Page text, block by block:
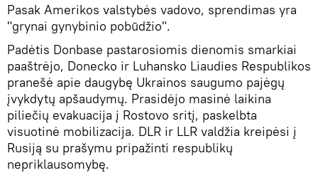
Pasak Amerikos valstybės vadovo, sprendimas yra
"grynai gynybinio pobūdžio".
Padėtis Donbase pastarosiomis dienomis smarkiai
paaštrėjo, Donecko ir Luhansko Liaudies Respublikos
pranešė apie daugybę Ukrainos saugumo pajėgų
įvykdytų apšaudymų. Prasidėjo masinė laikina
piliečių evakuacija į Rostovo sritį, paskelbta
visuotinė mobilizacija. DLR ir LLR valdžia kreipėsi į
Rusiją su prašymu pripažinti respublikų
nepriklausomybę.